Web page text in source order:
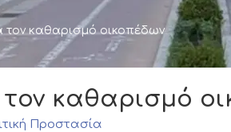
τον καθαρισμό οικοπέδων
καθαρισμό
Προστασία